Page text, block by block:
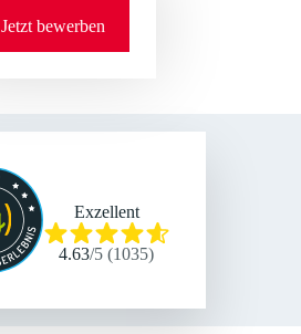
Jetzt bewerben
Exzellent
4.63/5 (1035)